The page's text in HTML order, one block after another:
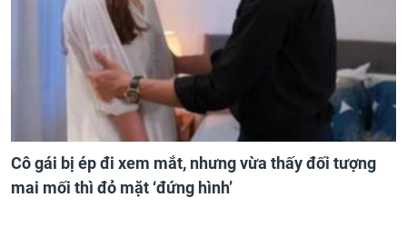
Cô gái bị ép đi xem mắt, nhưng vừa thấy đối tượng
mai mối thì đỏ mặt ‘đứng hình’